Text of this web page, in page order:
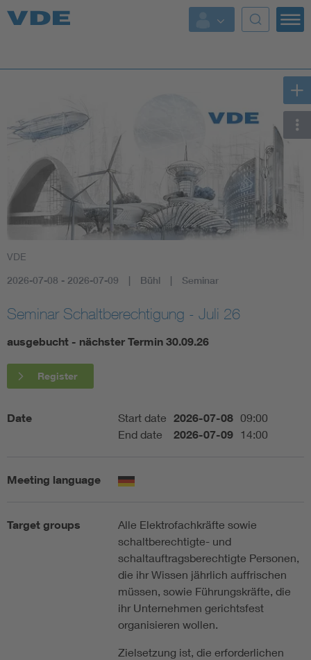
Key Topics
Key Topics
Energy
Standardization
AI & Digital Trust
Health
Consumer protection
Defense
VDE
2026-07-08 - 2026-07-09 Bühl Seminar
Seminar Schaltberechtigung - Juli 26
ausgebucht - nächster Termin 30.09.26
Register
Date Start date 2026-07-08 09:00
End date
2026-07-09 14:00
Meeting language
Target groups
Alle Elektrofachkräfte sowie
schaltberechtigte- und
schaltauftragsberechtigte Personen,
die ihr Wissen jährlich auffrischen
müssen, sowie Führungskräfte, die
ihr Unternehmen gerichtsfest
organisieren wollen.
Zielsetzung ist, die erforderlichen